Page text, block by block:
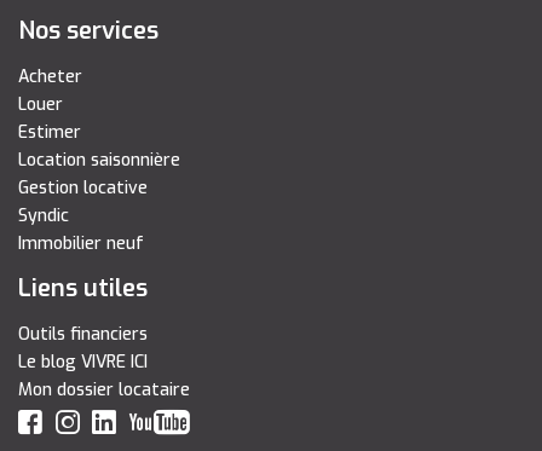
Nos services
Acheter
Louer
Estimer
Location saisonnière
Gestion locative
Syndic
Immobilier neuf
Liens utiles
Outils financiers
Le blog VIVRE ICI
Mon dossier locataire